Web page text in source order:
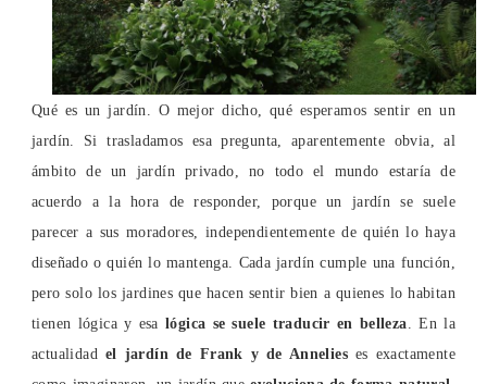
Qué es un jardín. O mejor dicho, qué esperamos sentir en un
jardín. Si trasladamos esa pregunta, aparentemente obvia, al
ámbito de un jardín privado, no todo el mundo estaría de
acuerdo a la hora de responder, porque un jardín se suele
parecer a sus moradores, independientemente de quién lo haya
diseñado o quién lo mantenga. Cada jardín cumple una función,
pero solo los jardines que hacen sentir bien a quienes lo habitan
tienen lógica y esa lógica se suele traducir en belleza . En la
actualidad el jardín de Frank y de Annelieses exactamente